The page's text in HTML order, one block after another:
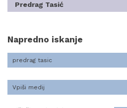
Predrag Tasić
Napredno iskanje